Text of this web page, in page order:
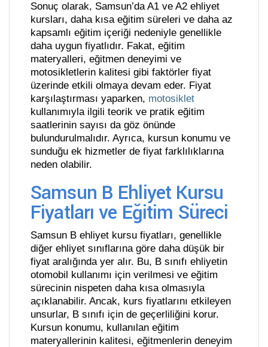
Sonuç olarak, Samsun’da A1 ve A2 ehliyet
kursları, daha kısa eğitim süreleri ve daha az
kapsamlı eğitim içeriği nedeniyle genellikle
daha uygun fiyatlıdır. Fakat, eğitim
materyalleri, eğitmen deneyimi ve
motosikletlerin kalitesi gibi faktörler fiyat
üzerinde etkili olmaya devam eder. Fiyat
karşılaştırması yaparken, motosiklet
kullanımıyla ilgili teorik ve pratik eğitim
saatlerinin sayısı da göz önünde
bulundurulmalıdır. Ayrıca, kursun konumu ve
sunduğu ek hizmetler de fiyat farklılıklarına
neden olabilir.
Samsun B Ehliyet Kursu
Fiyatları ve Eğitim Süreci
Samsun B ehliyet kursu fiyatları, genellikle
diğer ehliyet sınıflarına göre daha düşük bir
fiyat aralığında yer alır. Bu, B sınıfı ehliyetin
otomobil kullanımı için verilmesi ve eğitim
sürecinin nispeten daha kısa olmasıyla
açıklanabilir. Ancak, kurs fiyatlarını etkileyen
unsurlar, B sınıfı için de geçerliliğini korur.
Kursun konumu, kullanılan eğitim
materyallerinin kalitesi, eğitmenlerin deneyim